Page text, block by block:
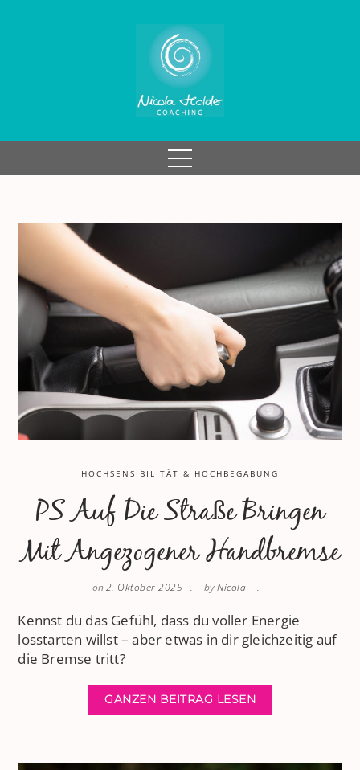
HOCHSENSIBILITÄT & HOCHBEGABUNG
PS Auf Die Straße Bringen
Mit Angezogener Handbremse
on2. Oktober 2025 byNicola
Kennst du das Gefühl, dass du voller Energie
losstarten willst – aber etwas in dir gleichzeitig auf
die Bremse tritt?
GANZEN BEITRAG LESEN